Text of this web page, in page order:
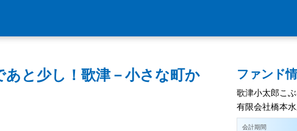
あと少し！歌津－小さな町か ファンド
歌津小太郎こ
有限会社橋本
会計期間